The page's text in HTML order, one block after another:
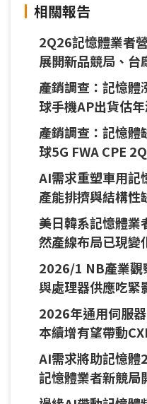
相關報告
2Q26記憶體業者
展開新品競局、台
產銷調查：記憶
球手機AP出貨估
產銷調查：記憶
球5G FWA CPE
反向支撐產值韌性
AI需求重塑車用
產能排擠與結構性
美日韓系記憶體
然產線布局已現變
2026/1 NB產業觀
與處理器供應吃
貨月減近4成
2026年通用伺服
本續增有望帶動
AI需求將助記憶
記憶體業者新競局